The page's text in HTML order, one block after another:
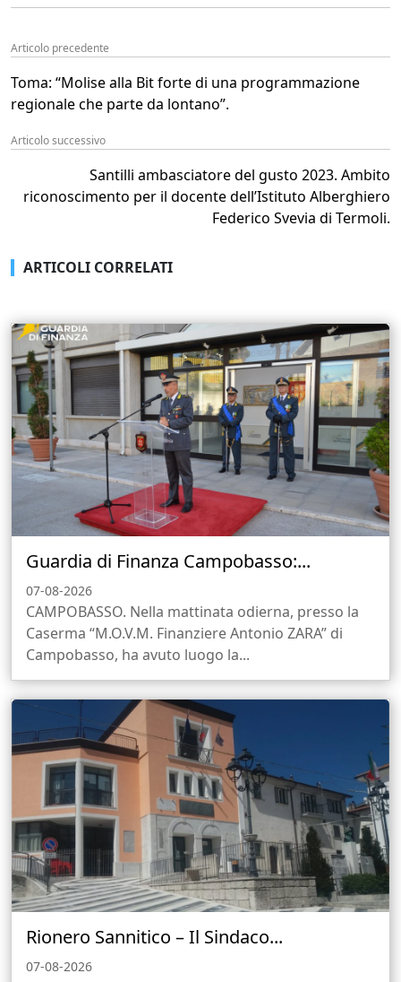
Articolo precedente
Toma: “Molise alla Bit forte di una programmazione
regionale che parte da lontano”.
Articolo successivo
Santilli ambasciatore del gusto 2023. Ambito
riconoscimento per il docente dell’Istituto Alberghiero
Federico Svevia di Termoli.
ARTICOLI CORRELATI
Guardia di Finanza Campobasso:...
07-08-2026
CAMPOBASSO. Nella mattinata odierna, presso la
Caserma “M.O.V.M. Finanziere Antonio ZARA” di
Campobasso, ha avuto luogo la...
Rionero Sannitico – Il Sindaco...
07-08-2026